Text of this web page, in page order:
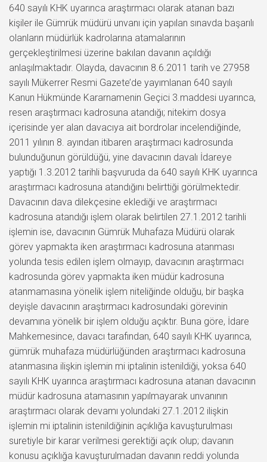
640 sayılı KHK uyarınca araştırmacı olarak atanan bazı
kişiler ile Gümrük müdürü unvanı için yapılan sınavda başarılı
olanların müdürlük kadrolarına atamalarının
gerçekleştirilmesi üzerine bakılan davanın açıldığı
anlaşılmaktadır. Olayda, davacının 8.6.2011 tarih ve 27958
sayılı Mükerrer Resmi Gazete’de yayımlanan 640 sayılı
Kanun Hükmünde Kararnamenin Geçici 3.maddesi uyarınca,
resen araştırmacı kadrosuna atandığı; nitekim dosya
içerisinde yer alan davacıya ait bordrolar incelendiğinde,
2011 yılının 8. ayından itibaren araştırmacı kadrosunda
bulunduğunun görüldüğü, yine davacının davalı İdareye
yaptığı 1.3.2012 tarihli başvuruda da 640 sayılı KHK uyarınca
araştırmacı kadrosuna atandığını belirttiği görülmektedir.
Davacının dava dilekçesine eklediği ve araştırmacı
kadrosuna atandığı işlem olarak belirtilen 27.1.2012 tarihli
işlemin ise, davacının Gümrük Muhafaza Müdürü olarak
görev yapmakta iken araştırmacı kadrosuna atanması
yolunda tesis edilen işlem olmayıp, davacının araştırmacı
kadrosunda görev yapmakta iken müdür kadrosuna
atanmamasına yönelik işlem niteliğinde olduğu, bir başka
deyişle davacının araştırmacı kadrosundaki görevinin
devamına yönelik bir işlem olduğu açıktır. Buna göre, İdare
Mahkemesince, davacı tarafından, 640 sayılı KHK uyarınca,
gümrük muhafaza müdürlüğünden araştırmacı kadrosuna
atanmasına ilişkin işlemin mi iptalinin istenildiği, yoksa 640
sayılı KHK uyarınca araştırmacı kadrosuna atanan davacının
müdür kadrosuna atamasının yapılmayarak unvanının
araştırmacı olarak devamı yolundaki 27.1.2012 ilişkin
işlemin mi iptalinin istenildiğinin açıklığa kavuşturulması
suretiyle bir karar verilmesi gerektiği açık olup; davanın
konusu açıklığa kavuşturulmadan davanın reddi yolunda